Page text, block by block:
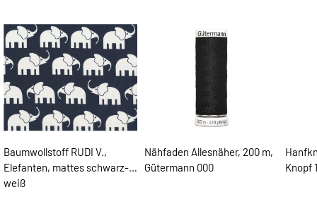
Baumwollstoff RUDI V.,
Elefanten, mattes schwarz-
weiß
Nähfaden Allesnäher, 200 m,
Gütermann 000
Knopf